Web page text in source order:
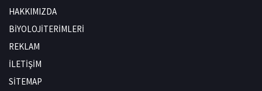
HAKKIMIZDA
BİYOLOJİTERİMLERİ
REKLAM
İLETİŞİM
SİTEMAP